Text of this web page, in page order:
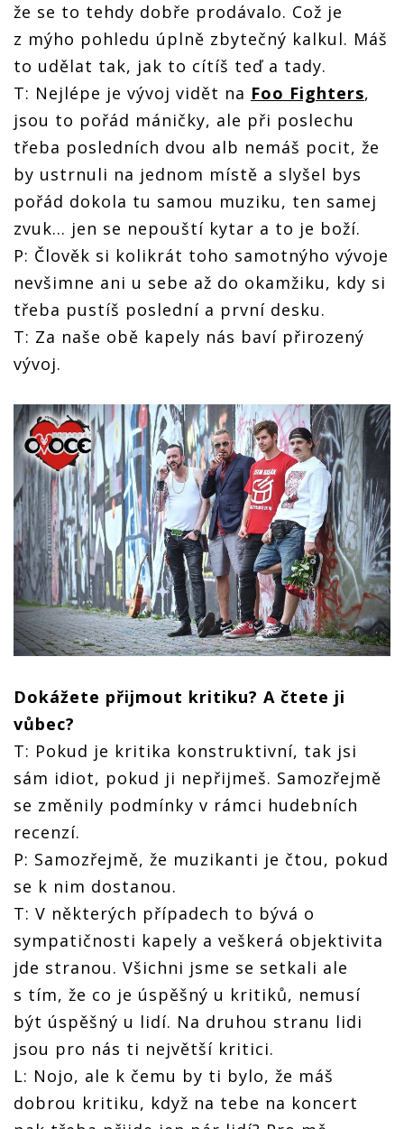
že se to tehdy dobře prodávalo. Což je
z mýho pohledu úplně zbytečný kalkul. Máš
to udělat tak, jak to cítíš teď a tady.
T: Nejlépe je vývoj vidět na Foo Fighters,
jsou to pořád máničky, ale při poslechu
třeba posledních dvou alb nemáš pocit, že
by ustrnuli na jednom místě a slyšel bys
pořád dokola tu samou muziku, ten samej
zvuk... jen se nepouští kytar a to je boží.
P: Člověk si kolikrát toho samotnýho vývoje
nevšimne ani u sebe až do okamžiku, kdy si
třeba pustíš poslední a první desku.
T: Za naše obě kapely nás baví přirozený
vývoj.
Dokážete přijmout kritiku? A čtete ji
vůbec?
T: Pokud je kritika konstruktivní, tak jsi
sám idiot, pokud ji nepřijmeš. Samozřejmě
se změnily podmínky v rámci hudebních
recenzí.
P: Samozřejmě, že muzikanti je čtou, pokud
se k nim dostanou.
T: V některých případech to bývá o
sympatičnosti kapely a veškerá objektivita
jde stranou. Všichni jsme se setkali ale
s tím, že co je úspěšný u kritiků, nemusí
být úspěšný u lidí. Na druhou stranu lidi
jsou pro nás ti největší kritici.
L: Nojo, ale k čemu by ti bylo, že máš
dobrou kritiku, když na tebe na koncert